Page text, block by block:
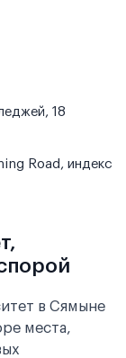
18
Road, индекс
в Сямыне
места,